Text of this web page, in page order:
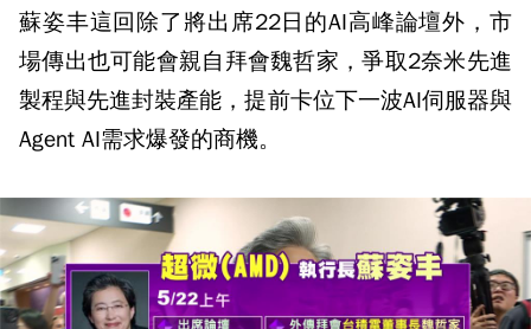
蘇姿丰這回除了將出席22日的AI高峰論壇外，市
場傳出也可能會親自拜會魏哲家，爭取2奈米先進
製程與先進封裝產能，提前卡位下一波AI伺服器與
Agent AI需求爆發的商機。